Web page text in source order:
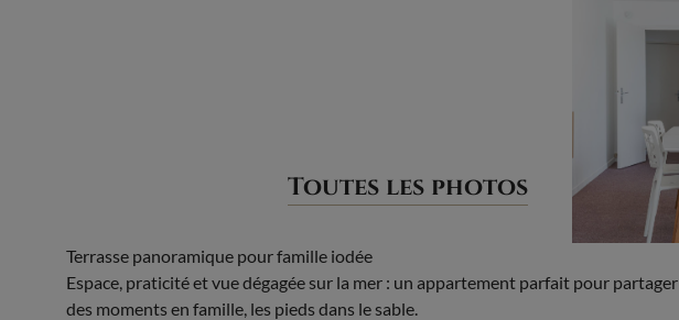
Toutes les photos
Terrasse panoramique pour famille iodée
Espace, praticité et vue dégagée sur la mer : un appartement parfait pour partager
des moments en famille, les pieds dans le sable.